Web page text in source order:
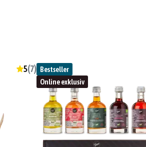
5(7) Bestseller
Online exklusiv